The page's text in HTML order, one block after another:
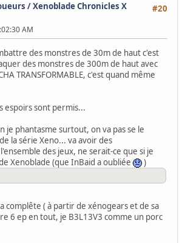
#20
/Xenoblade Chronicles X
AM
des monstres de 30m de haut c'est
des monstres de 300m de haut avec
TRANSFORMABLE, c'est quand même
espoirs sont permis...
je phantasme surtout, on va pas se le
la série Xeno... va avoir des
des jeux, ne serait-ce que si je
Xenoblade (que InBaid a oubliée
)
complête ( à partir de xénogears et de sa
6 ep en tout, je B3L13V3 comme un porc